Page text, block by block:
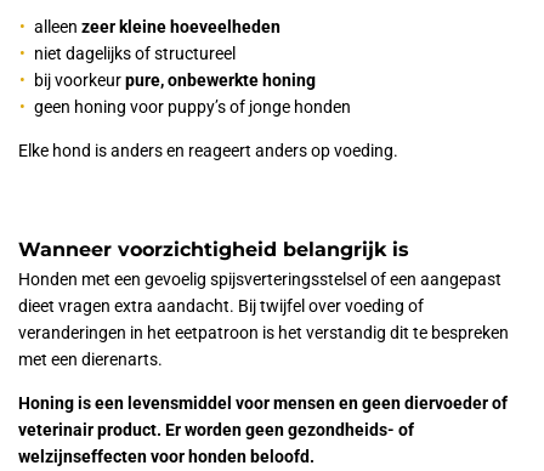
alleenzeer kleine hoeveelheden
niet dagelijks of structureel
bij voorkeurpure, onbewerkte honing
geen honing voor puppy’s of jonge honden
Elke hond is anders en reageert anders op voeding.
Wanneer voorzichtigheid belangrijk is
Honden met een gevoelig spijsverteringsstelsel of een aangepast
dieet vragen extra aandacht. Bij twijfel over voeding of
veranderingen in het eetpatroon is het verstandig dit te bespreken
met een dierenarts.
Honing is een levensmiddel voor mensen en geen diervoeder of
veterinair product. Er worden geen gezondheids- of
welzijnseffecten voor honden beloofd.